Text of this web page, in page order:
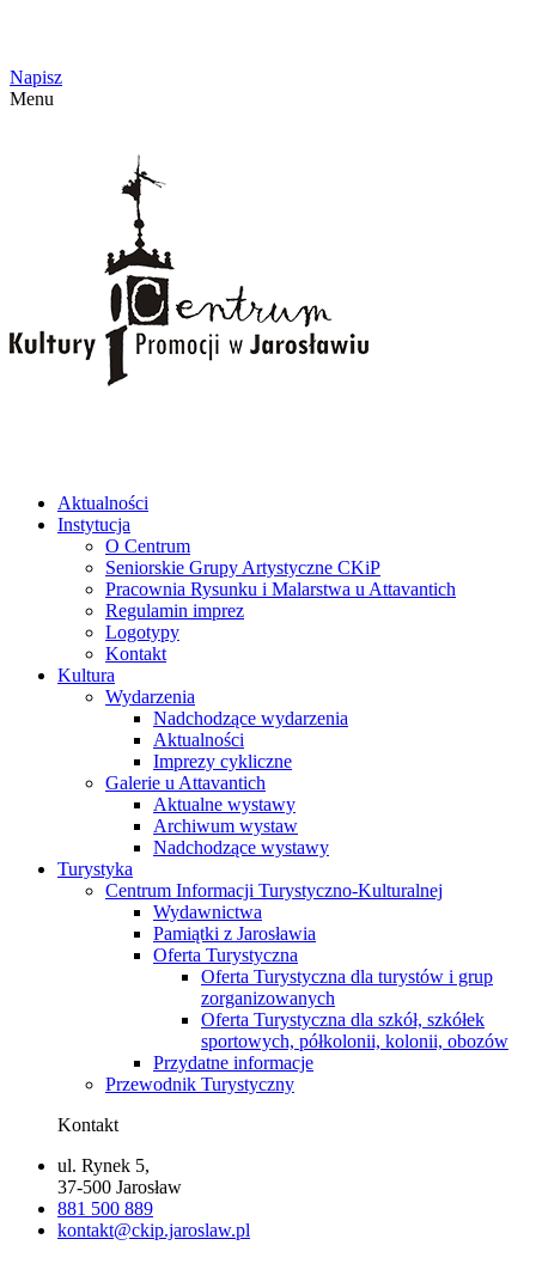
Napisz
Menu
Aktualności
Instytucja
O Centrum
Seniorskie Grupy Artystyczne CKiP
Pracownia Rysunku i Malarstwa u Attavantich
Regulamin imprez
Logotypy
Kontakt
Kultura
Wydarzenia
Nadchodzące wydarzenia
Aktualności
Imprezy cykliczne
Galerie u Attavantich
Aktualne wystawy
Archiwum wystaw
Nadchodzące wystawy
Turystyka
Centrum Informacji Turystyczno-Kulturalnej
Wydawnictwa
Pamiątki z Jarosławia
Oferta Turystyczna
Oferta Turystyczna dla turystów i grup
zorganizowanych
Oferta Turystyczna dla szkół, szkółek
sportowych, półkolonii, kolonii, obozów
Przydatne informacje
Przewodnik Turystyczny
Kontakt
ul. Rynek 5,
37-500 Jarosław
881 500 889
kontakt@ckip.jaroslaw.pl